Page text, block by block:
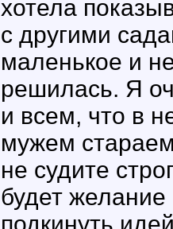
хотела
с другими
маленькое и
решилась. Я
и всем, что в
мужем
не судите
будет желание